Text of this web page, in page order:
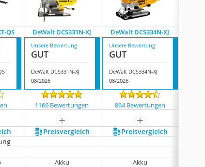
QS DeWalt DCS331N-XJ DeWalt DCS334N-XJ
Unsere Bewertung
GUT
DeWalt DCS331N-XJ
08/2026
Unsere Bewertung
GUT
DeWalt DCS334N-XJ
08/2026
1166 Bewertungen 864 Bewertungen
mehr anzeigen
mehr anzeigen
Preis­vergleich Preis­vergleich
Akku Akku